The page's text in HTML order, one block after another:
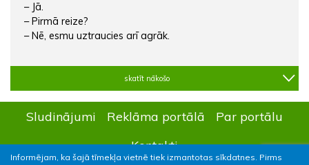
Informējam, ka šajā tīmekļa vietnē tiek izmantotas sīkdatnes. Pirms
– Jā.
– Pirmā reize?
– Nē, esmu uztraucies arī agrāk.
skatīt nākošo
Sludinājumi Reklāma portālā
Par portālu
Kontakti